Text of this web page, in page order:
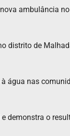
ambulância
distrito de
água nas
demonstra o